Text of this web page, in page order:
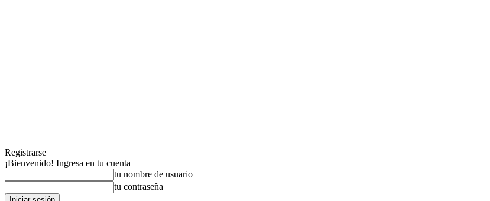
Registrarse
¡Bienvenido! Ingresa en tu cuenta
tu nombre de usuario
tu contraseña